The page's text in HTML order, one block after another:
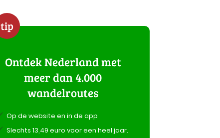
tip
Ontdek Nederland met
meer dan 4.000
wandelroutes
Op de website en in de app
Slechts 13,49 euro voor een heel jaar.